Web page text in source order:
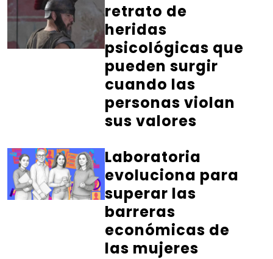
retrato de
heridas
psicológicas que
pueden surgir
cuando las
personas violan
sus valores
Laboratoria
evoluciona para
superar las
barreras
económicas de
las mujeres